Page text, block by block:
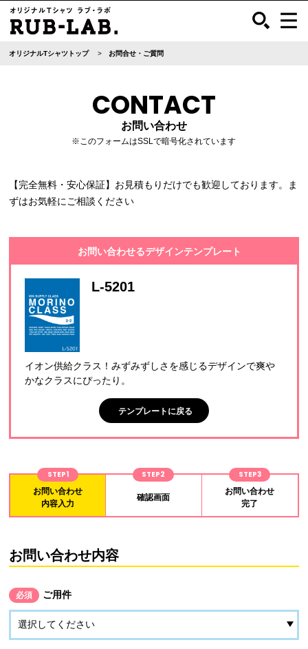
オリジナルTシャツトップ お問合せ・ご質問
CONTACT
お問い合わせ
※このフォームはSSLで暗号化されています
【完全無料・安心保証】お見積もりだけでも歓迎しております。ま
ずはお気軽にご相談ください
お問い合わせるデザインテンプレート
L-5201
イオン供給クラス！みずみずしさを感じるデザインで爽や
かなクラスにぴったり。
テンプレートに戻る
STEP1
お問い合わせ
内容入力
STEP2
確認画面
STEP3
お問い合わせ
完了
お問い合わせ内容
必須 ご用件